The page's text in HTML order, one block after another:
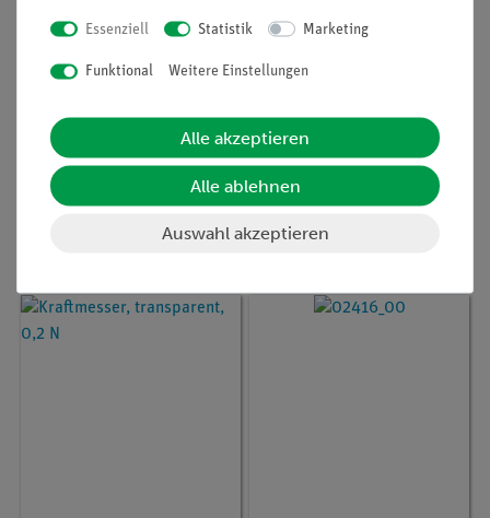
Artikel-Nr.:
Maßstab, l = 1000 mm
Kraftmesser,
transparent, 100 N
20,00 €
Essenziell Statistik Marketing
Funktional Weitere Einstellungen
Alle akzeptieren
Alle ablehnen
Auswahl akzeptieren